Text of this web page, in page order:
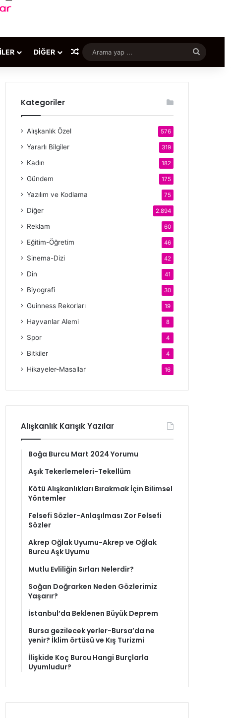
DIĞER Rastgele Makale
Arama
yap
Kategoriler
Alışkanlık Özel 576
Yararlı Bilgiler 319
Kadın 182
Gündem 175
Yazılım ve Kodlama 75
Diğer 2.894
Reklam 60
Eğitim-Öğretim 46
Sinema-Dizi 42
Din 41
Biyografi 30
Guinness Rekorları 19
Hayvanlar Alemi 8
Spor 4
Bitkiler 4
Hikayeler-Masallar 16
Alışkanlık Karışık Yazılar
Boğa Burcu Mart 2024 Yorumu
Aşık Tekerlemeleri-Tekellüm
Kötü Alışkanlıkları Bırakmak İçin Bilimsel
Yöntemler
Felsefi Sözler-Anlaşılması Zor Felsefi
Sözler
Akrep Oğlak Uyumu-Akrep ve Oğlak
Burcu Aşk Uyumu
Mutlu Evliliğin Sırları Nelerdir?
Soğan Doğrarken Neden Gözlerimiz
Yaşarır?
İstanbul’da Beklenen Büyük Deprem
Bursa gezilecek yerler-Bursa’da ne
yenir? İklim örtüsü ve Kış Turizmi
İlişkide Koç Burcu Hangi Burçlarla
Uyumludur?